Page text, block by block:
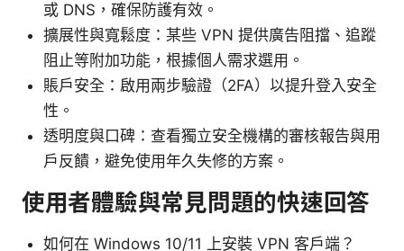
或 DNS，確保防護有效。
擴展性與寬鬆度：某些 VPN 提供廣告阻擋、追蹤
阻止等附加功能，根據個人需求選用。
賬戶安全：啟用兩步驗證（2FA）以提升登入安全
性。
透明度與口碑：查看獨立安全機構的審核報告與用
戶反饋，避免使用年久失修的方案。
使用者體驗與常見問題的快速回答
如何在 Windows 10/11 上安裝 VPN 客戶端？